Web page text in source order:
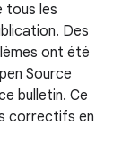
tous les
Des
ont été
Source
bulletin. Ce
correctifs en